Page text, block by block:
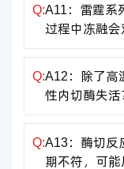
Q:A11：雷霆系
过程中冻融会
Q:A12：除了高
性内切酶失活
Q:A13：酶切反
期不符，可能